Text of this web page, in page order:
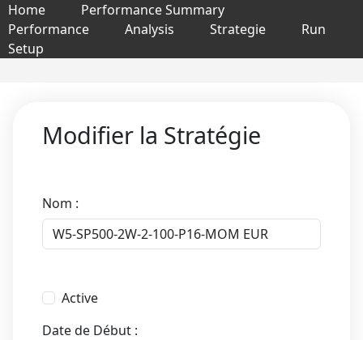
Home
Performance Summary
Performance
Analysis Strategie
Run
Setup
Modifier la Stratégie
Nom :
Active
Date de Début :